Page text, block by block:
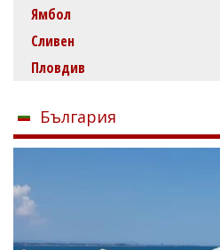
Ямбол
Сливен
Пловдив
България